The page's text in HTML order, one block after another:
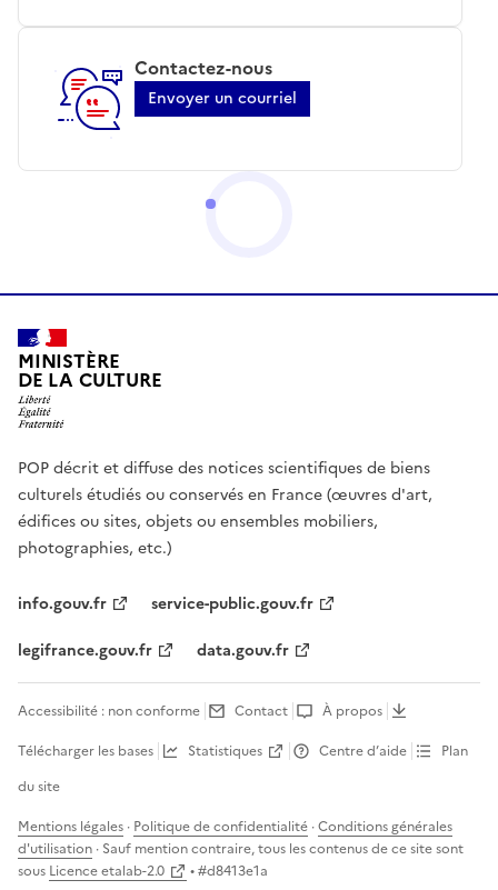
Contactez-nous
Envoyer un courriel
MINISTÈRE
DE LA CULTURE
POP décrit et diffuse des notices scientifiques de biens
culturels étudiés ou conservés en France (œuvres d'art,
édifices ou sites, objets ou ensembles mobiliers,
photographies, etc.)
info.gouv.fr
service-public.gouv.fr
legifrance.gouv.fr
data.gouv.fr
Accessibilité : non conforme Contact
À propos
Télécharger les bases
Statistiques Centre d’aide
Plan
du site
Mentions légales · Politique de confidentialité ·Conditions générales
d'utilisation · Sauf mention contraire, tous les contenus de ce site sont
sous Licence etalab-2.0 • #d8413e1a